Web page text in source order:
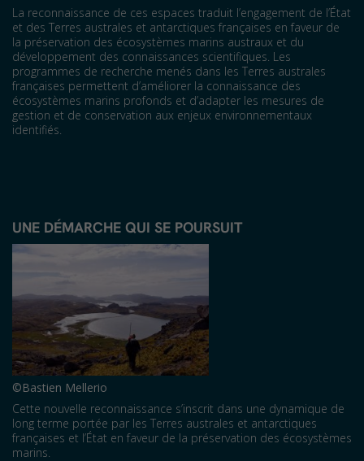
La reconnaissance de ces espaces traduit l’engagement de l’État
et des Terres australes et antarctiques françaises en faveur de
la préservation des écosystèmes marins austraux et du
développement des connaissances scientifiques. Les
programmes de recherche menés dans les Terres australes
françaises permettent d’améliorer la connaissance des
écosystèmes marins profonds et d’adapter les mesures de
gestion et de conservation aux enjeux environnementaux
identifiés.
UNE DÉMARCHE QUI SE POURSUIT
©Bastien Mellerio
Cette nouvelle reconnaissance s’inscrit dans une dynamique de
long terme portée par les Terres australes et antarctiques
françaises et l’État en faveur de la préservation des écosystèmes
marins.